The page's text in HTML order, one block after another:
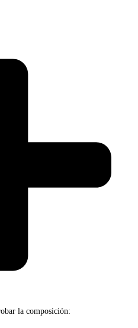
la composición: